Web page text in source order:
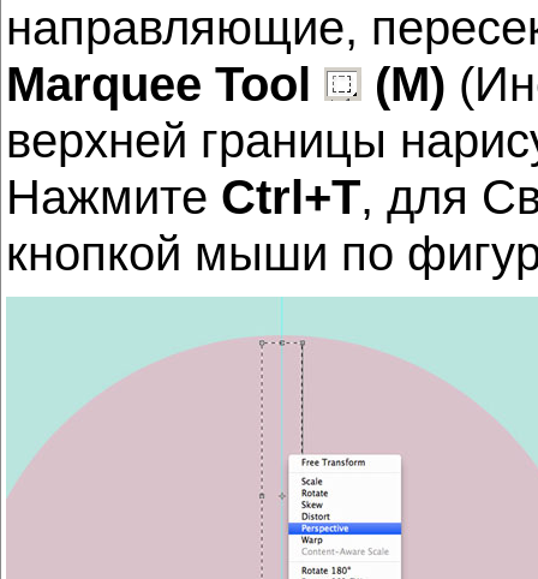
направляющие,
Marquee Tool
(M)
верхней границы
Нажмите Ctrl+Т, для
кнопкой мыши по